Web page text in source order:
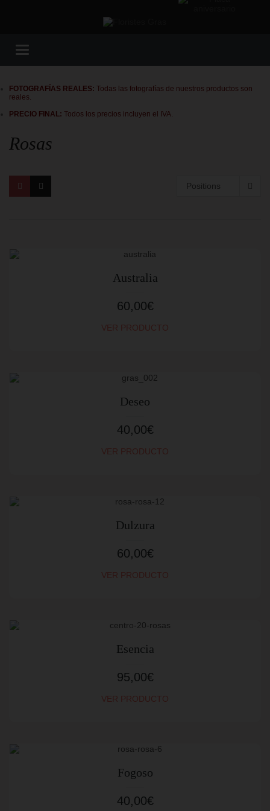
Toggle
FOTOGRAFÍAS REALES: Todas las fotografías de nuestros productos son
reales.
PRECIO FINAL: Todos los precios incluyen el IVA.
Rosas
Positions
Australia
60,00€
VER PRODUCTO
Deseo
40,00€
VER PRODUCTO
Dulzura
60,00€
VER PRODUCTO
Esencia
95,00€
VER PRODUCTO
Fogoso
40,00€